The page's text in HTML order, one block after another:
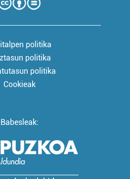
politika
politika
politika
Cookieak
Babesleak: